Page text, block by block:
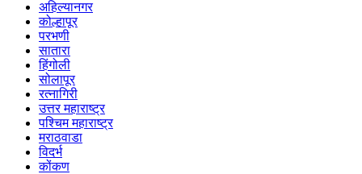
अहिल्यानगर
कोल्हापूर
परभणी
सातारा
हिंगोली
सोलापूर
रत्नागिरी
उत्तर महाराष्ट्र
पश्चिम महाराष्ट्र
मराठवाडा
विदर्भ
कोंकण